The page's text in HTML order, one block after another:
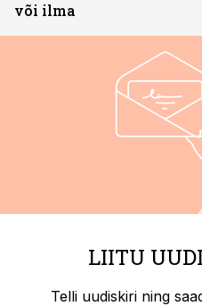
või ilma
LIITU
Telli uudiskiri ning